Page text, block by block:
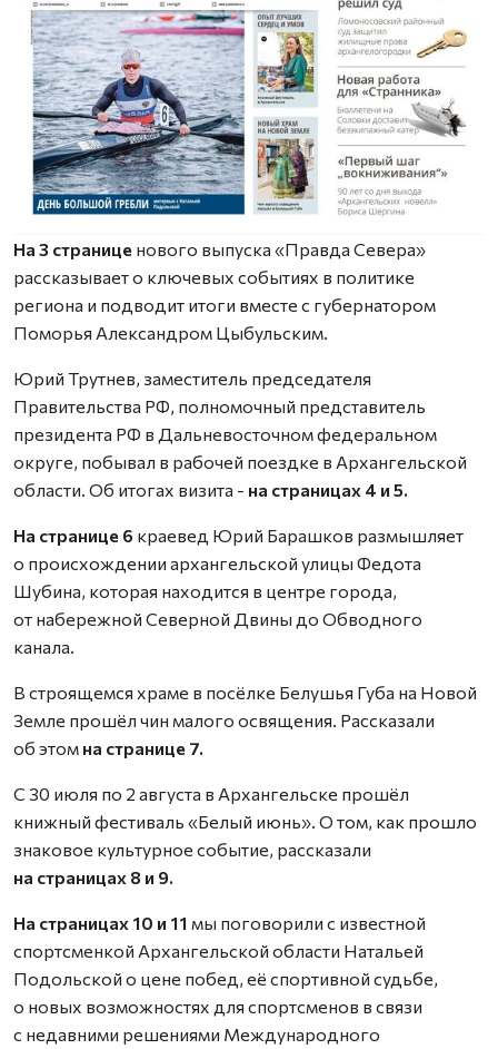
На 3 странице нового выпуска «Правда Севера»
рассказывает о ключевых событиях в политике
региона и подводит итоги вместе с губернатором
Поморья Александром Цыбульским.
Юрий Трутнев, заместитель председателя
Правительства РФ, полномочный представитель
президента РФ в Дальневосточном федеральном
округе, побывал в рабочей поездке в Архангельской
области. Об итогах визита - на страницах 4 и 5.
На странице 6 краевед Юрий Барашков размышляет
о происхождении архангельской улицы Федота
Шубина, которая находится в центре города,
от набережной Северной Двины до Обводного
канала.
В строящемся храме в посёлке Белушья Губа на Новой
Земле прошёл чин малого освящения. Рассказали
об этом на странице 7.
С 30 июля по 2 августа в Архангельске прошёл
книжный фестиваль «Белый июнь». О том, как прошло
знаковое культурное событие, рассказали
на страницах 8 и 9.
На страницах 10 и 11 мы поговорили с известной
спортсменкой Архангельской области Натальей
Подольской о цене побед, её спортивной судьбе,
о новых возможностях для спортсменов в связи
с недавними решениями Международного